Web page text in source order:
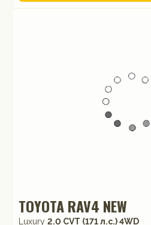
TOYOTA RAV4 NEW
Luxury 2.0 CVT (171 л.с.) 4WD